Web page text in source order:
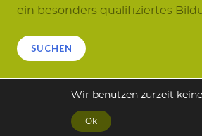
ein besonders qualifiziertes
Suchen
SUCHEN
Wir benutzen zurzeit
Ok